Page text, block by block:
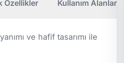
Özellikler Kullanım Alanları
ve hafif tasarımı ile